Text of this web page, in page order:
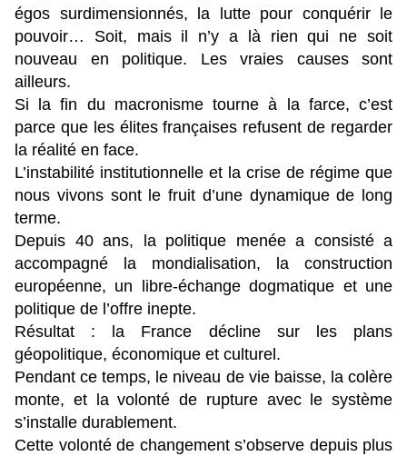
égos surdimensionnés, la lutte pour conquérir le
pouvoir… Soit, mais il n’y a là rien qui ne soit
nouveau en politique. Les vraies causes sont
ailleurs.
Si la fin du macronisme tourne à la farce, c’est
parce que les élites françaises refusent de regarder
la réalité en face.
L’instabilité institutionnelle et la crise de régime que
nous vivons sont le fruit d’une dynamique de long
terme.
Depuis 40 ans, la politique menée a consisté a
accompagné la mondialisation, la construction
européenne, un libre-échange dogmatique et une
politique de l’offre inepte.
Résultat : la France décline sur les plans
géopolitique, économique et culturel.
Pendant ce temps, le niveau de vie baisse, la colère
monte, et la volonté de rupture avec le système
s’installe durablement.
Cette volonté de changement s’observe depuis plus